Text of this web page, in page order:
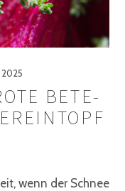
2025
BETE-
wenn der Schnee